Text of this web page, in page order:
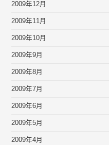
2009年12月
2009年11月
2009年10月
2009年9月
2009年8月
2009年7月
2009年6月
2009年5月
2009年4月